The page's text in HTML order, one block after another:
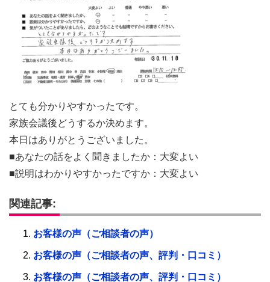
とても分かりやすかったです。
家族会議後どうするか決めます。
本日はありがとうございました。
■あなたの話をよく聞きましたか：大変よい
■説明はわかりやすかったですか：大変よい
関連記事:
お客様の声（ご相談者の声）
お客様の声（ご相談者の声、評判・口コミ）
お客様の声（ご相談者の声、評判・口コミ）